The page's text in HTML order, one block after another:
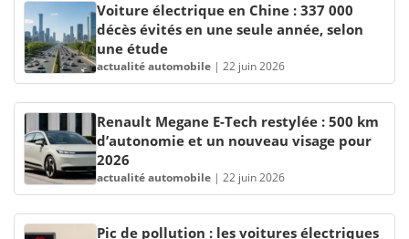
Voiture électrique en Chine : 337 000
décès évités en une seule année, selon
une étude
actualité automobile | 22 juin 2026
Renault Megane E-Tech restylée : 500 km
d’autonomie et un nouveau visage pour
2026
actualité automobile | 22 juin 2026
Pic de pollution : les voitures électriques